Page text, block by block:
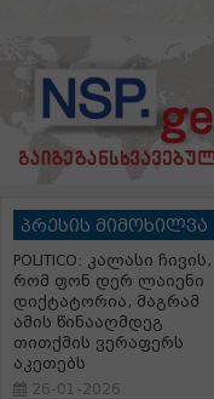
პრესის მიმოხილვა
POLITICO: კალასი ჩივის,
რომ ფონ დერ ლაიენი
დიქტატორია, მაგრამ
ამის წინააღმდეგ
თითქმის ვერაფერს
აკეთებს
26-01-2026